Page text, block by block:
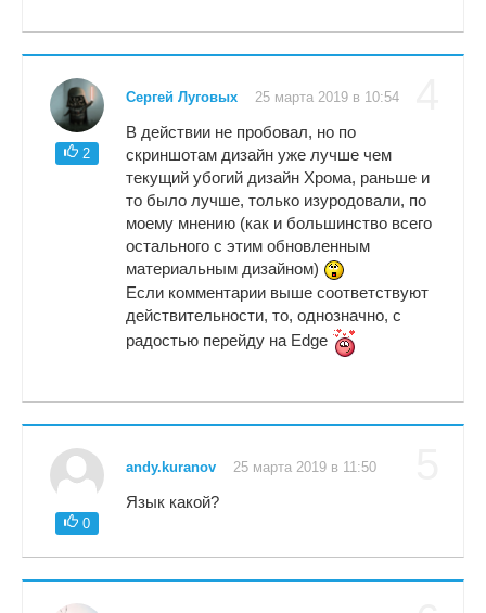
2
Сергей Луговых 25 марта 2019 в 10:54
В действии не пробовал, но по
скриншотам дизайн уже лучше чем
текущий убогий дизайн Хрома, раньше и
то было лучше, только изуродовали, по
моему мнению (как и большинство всего
остального с этим обновленным
материальным дизайном)
Если комментарии выше соответствуют
действительности, то, однозначно, с
радостью перейду на Edge
0
andy.kuranov 25 марта 2019 в 11:50
Язык какой?